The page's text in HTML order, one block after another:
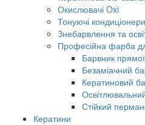
Окислювачі Oxi
Тонуючі
Знебарвлення та
Професійна фарба
Барвник прямої
Безаміачний
Кератиновий
Стійкий
Кератини